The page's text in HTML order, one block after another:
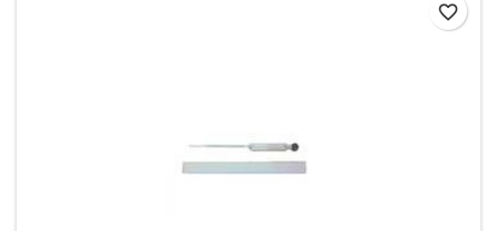
favorite_border